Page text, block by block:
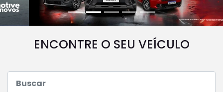
ENCONTRE O SEU VEÍCULO